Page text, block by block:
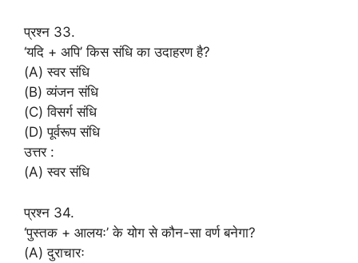
प्रश्न 33.
‘यदि + अपि’ किस संधि का उदाहरण है?
(A) स्वर संधि
(B) व्यंजन संधि
(C) विसर्ग संधि
(D) पूर्वरूप संधि
उत्तर :
(A) स्वर संधि
प्रश्न 34.
‘पुस्तक + आलयः’ के योग से कौन-सा वर्ण बनेगा?
(A) दुराचारः